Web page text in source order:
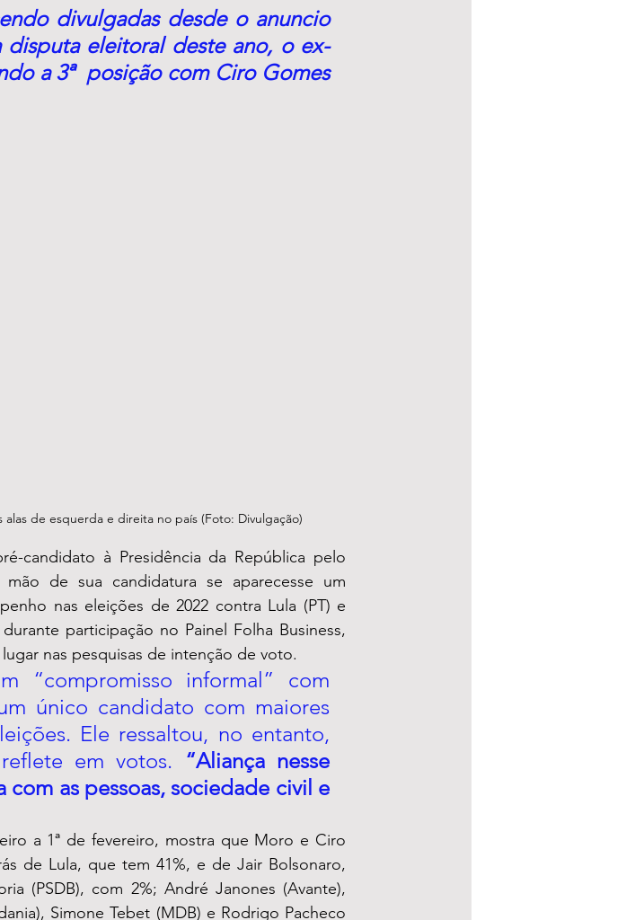
divulgadas desde o anuncio
eleitoral deste ano, o ex-
a 3ª  posição com Ciro Gomes
de esquerda e direita no país (Foto: Divulgação)
ré-candidato à Presidência da República pelo
de sua candidatura se aparecesse um
nas eleições de 2022 contra Lula (PT) e
participação no Painel Folha Business,
nas pesquisas de intenção de voto.
“compromisso informal” com
único candidato com maiores
Ele ressaltou, no entanto,
em votos. “Aliança nesse
as pessoas, sociedade civil e
a 1ª de fevereiro, mostra que Moro e Ciro
de Lula, que tem 41%, e de Jair Bolsonaro,
(PSDB), com 2%; André Janones (Avante),
Simone Tebet (MDB) e Rodrigo Pacheco